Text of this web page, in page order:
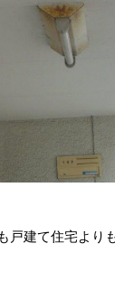
戸建て住宅より